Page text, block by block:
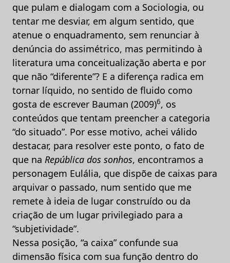
que pulam e dialogam com a Sociologia, ou
tentar me desviar, em algum sentido, que
atenue o enquadramento, sem renunciar à
denúncia do assimétrico, mas permitindo à
literatura uma conceitualização aberta e por
que não “diferente”? E a diferença radica em
tornar líquido, no sentido de fluido como
gosta de escrever Bauman (2009)6, os
conteúdos que tentam preencher a categoria
“do situado”. Por esse motivo, achei válido
destacar, para resolver este ponto, o fato de
que na República dos sonhos, encontramos a
personagem Eulália, que dispõe de caixas para
arquivar o passado, num sentido que me
remete à ideia de lugar construído ou da
criação de um lugar privilegiado para a
“subjetividade”.
Nessa posição, “a caixa” confunde sua
dimensão física com sua função dentro do